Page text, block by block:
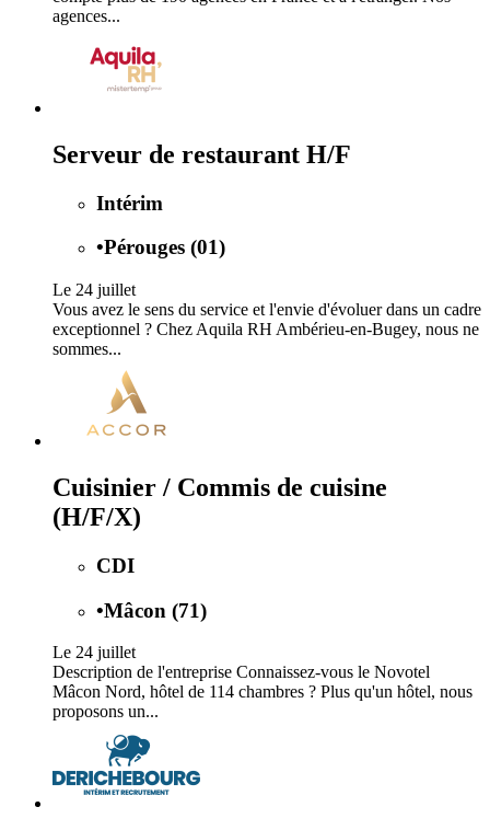
agences...
Serveur de restaurant H/F
Intérim
•Pérouges (01)
Le 24 juillet
Vous avez le sens du service et l'envie d'évoluer dans un cadre
exceptionnel ? Chez Aquila RH Ambérieu-en-Bugey, nous ne
sommes...
Cuisinier / Commis de cuisine
(H/F/X)
CDI
•Mâcon (71)
Le 24 juillet
Description de l'entreprise Connaissez-vous le Novotel
Mâcon Nord, hôtel de 114 chambres ? Plus qu'un hôtel, nous
proposons un...